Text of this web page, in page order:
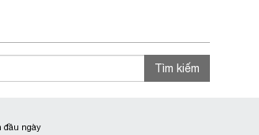
Tìm kiếm
đầu ngày